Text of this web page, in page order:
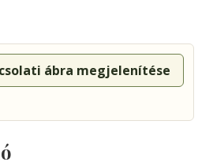
ábra megjelenítése